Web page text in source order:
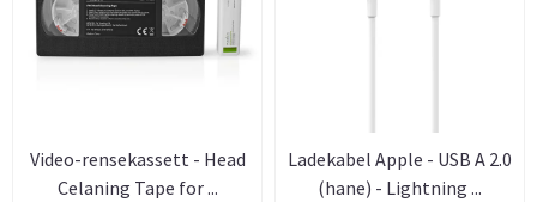
Video-rensekassett - Head
Celaning Tape for ...
Ladekabel Apple - USB A 2.0
(hane) - Lightning ...